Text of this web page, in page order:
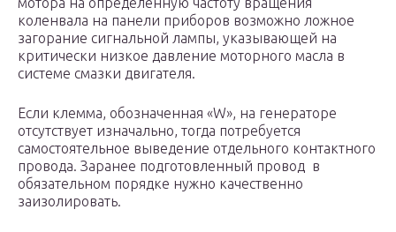
коленвала на панели приборов возможно ложное
загорание сигнальной лампы, указывающей на
критически низкое давление моторного масла в
системе смазки двигателя.
Если клемма, обозначенная «W», на генераторе
отсутствует изначально, тогда потребуется
самостоятельное выведение отдельного контактного
провода. Заранее подготовленный провод в
обязательном порядке нужно качественно
заизолировать.